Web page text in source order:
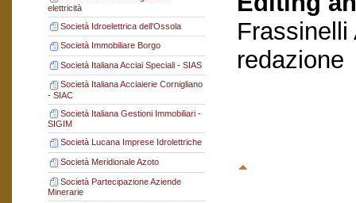
elettricità
Società Idroelettrica dell'Ossola
Società Immobiliare Borgo
Società Italiana Acciai Speciali - SIAS
Società Italiana Acciaierie Cornigliano
- SIAC
Società Italiana Gestioni Immobiliari -
SIGIM
Società Lucana Imprese Idrolettriche
Società Meridionale Azoto
Società Partecipazione Aziende
Minerarie
Frassinelli
redazione